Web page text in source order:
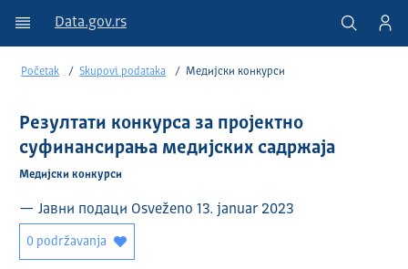
Data.gov.rs
Početak Skupovi podataka Медијски конкурси
Резултати конкурса за пројектно
суфинансирања медијских садржаја
Медијски конкурси
— Јавни подаци Osveženo 13. januar 2023
0 podržavanja